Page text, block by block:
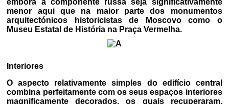
embora a componente russa seja significativamente
menor aqui que na maior parte dos monumentos
arquitectónicos historicistas de Moscovo como o
Museu Estatal de História na Praça Vermelha.
Interiores
O aspecto relativamente simples do edifício central
combina perfeitamente com os seus espaços interiores
magnificamente decorados, os quais recuperaram,